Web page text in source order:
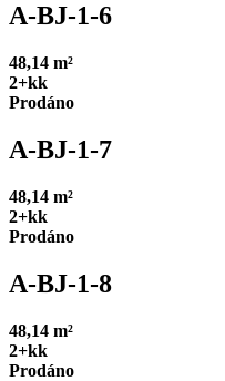
A-BJ-1-6
48,14 m²
2+kk
Prodáno
A-BJ-1-7
48,14 m²
2+kk
Prodáno
A-BJ-1-8
48,14 m²
2+kk
Prodáno